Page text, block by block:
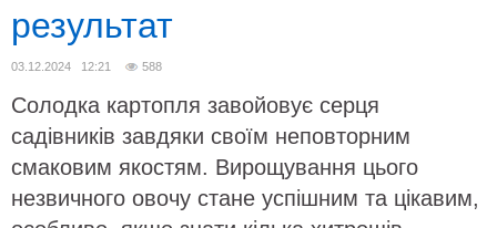
результат
03.12.2024 12:21 588
Солодка картопля завойовує серця
садівників завдяки своїм неповторним
смаковим якостям. Вирощування цього
незвичного овочу стане успішним та цікавим,